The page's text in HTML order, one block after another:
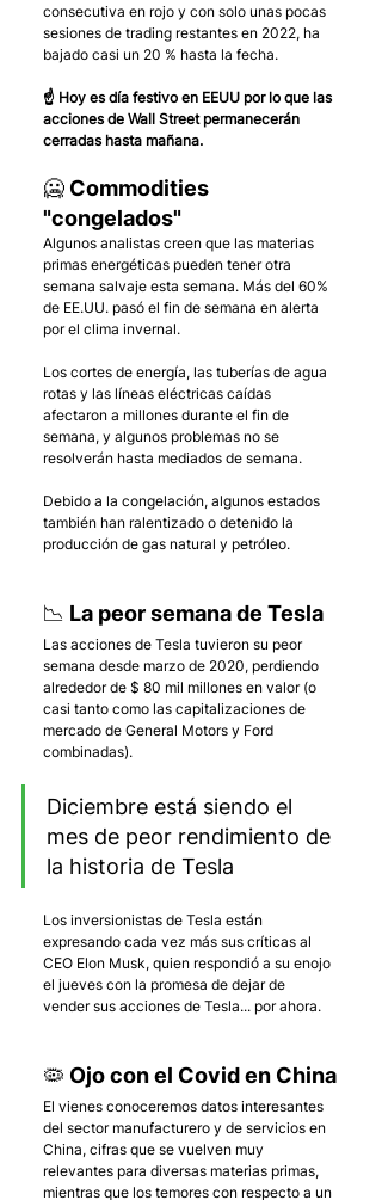
consecutiva en rojo y con solo unas pocas
sesiones de trading restantes en 2022, ha
bajado casi un 20 % hasta la fecha.
☝️ Hoy es día festivo en EEUU por lo que las
acciones de Wall Street permanecerán
cerradas hasta mañana.
🥶 Commodities
"congelados"
Algunos analistas creen que las materias
primas energéticas pueden tener otra
semana salvaje esta semana. Más del 60%
de EE.UU. pasó el fin de semana en alerta
por el clima invernal.
Los cortes de energía, las tuberías de agua
rotas y las líneas eléctricas caídas
afectaron a millones durante el fin de
semana, y algunos problemas no se
resolverán hasta mediados de semana.
Debido a la congelación, algunos estados
también han ralentizado o detenido la
producción de gas natural y petróleo.
📉 La peor semana de Tesla
Las acciones de Tesla tuvieron su peor
semana desde marzo de 2020, perdiendo
alrededor de $ 80 mil millones en valor (o
casi tanto como las capitalizaciones de
mercado de General Motors y Ford
combinadas).
Diciembre está siendo el
mes de peor rendimiento de
la historia de Tesla
Los inversionistas de Tesla están
expresando cada vez más sus críticas al
CEO Elon Musk, quien respondió a su enojo
el jueves con la promesa de dejar de
vender sus acciones de Tesla... por ahora.
🦠 Ojo con el Covid en China
El vienes conoceremos datos interesantes
del sector manufacturero y de servicios en
China, cifras que se vuelven muy
relevantes para diversas materias primas,
mientras que los temores con respecto a un